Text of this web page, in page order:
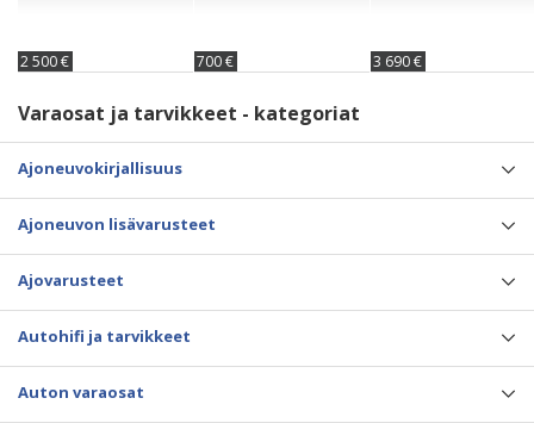
2 500 € 700 € 3 690 €
Varaosat ja tarvikkeet - kategoriat
Ajoneuvokirjallisuus
Ajoneuvon lisävarusteet
Ajovarusteet
Autohifi ja tarvikkeet
Auton varaosat